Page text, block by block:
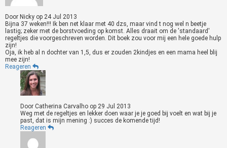
Door Nicky op 24 Jul 2013
Bijna 37 weken!!! Ik ben net klaar met 40 dzs, maar vind t nog wel n beetje
lastig; zeker met de borstvoeding op komst. Alles draait om de 'standaard'
regeltjes die voorgeschreven worden. Dit boek zou voor mij een hele goede hulp
zijn!
Oja, ik heb al n dochter van 1,5, dus er zouden 2kindjes en een mama heel blij
mee zijn!
Reageren
Door Catherina Carvalho op 29 Jul 2013
Weg met de regeltjes en lekker doen waar je je goed bij voelt en wat bij je
past, dat is mijn mening :) succes de komende tijd!
Reageren